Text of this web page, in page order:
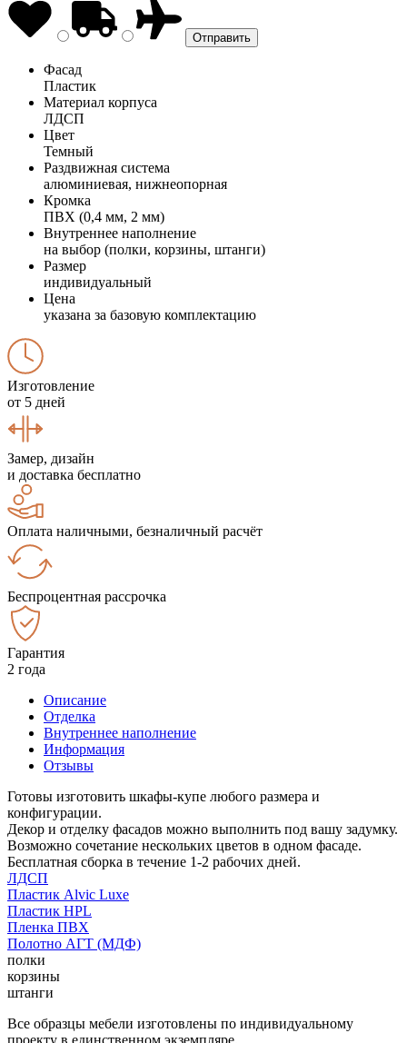
Фасад
Пластик
Материал корпуса
ЛДСП
Цвет
Темный
Раздвижная система
алюминиевая, нижнеопорная
Кромка
ПВХ (0,4 мм, 2 мм)
Внутреннее наполнение
на выбор (полки, корзины, штанги)
Размер
индивидуальный
Цена
указана за базовую комплектацию
Изготовление
от 5 дней
Замер, дизайн
и доставка бесплатно
Оплата наличными, безналичный расчёт
Беспроцентная рассрочка
Гарантия
2 года
Описание
Отделка
Внутреннее наполнение
Информация
Отзывы
Готовы изготовить шкафы-купе любого размера и
конфигурации.
Декор и отделку фасадов можно выполнить под вашу задумку.
Возможно сочетание нескольких цветов в одном фасаде.
Бесплатная сборка в течение 1-2 рабочих дней.
ЛДСП
Пластик Alvic Luxe
Пластик HPL
Пленка ПВХ
Полотно АГТ (МДФ)
полки
корзины
штанги
Все образцы мебели изготовлены по индивидуальному
проекту в единственном экземпляре.